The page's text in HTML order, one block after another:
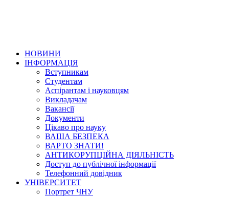
НОВИНИ
ІНФОРМАЦІЯ
Вступникам
Студентам
Аспірантам і науковцям
Викладачам
Вакансії
Документи
Цікаво про науку
ВАША БЕЗПЕКА
ВАРТО ЗНАТИ!
АНТИКОРУПЦІЙНА ДІЯЛЬНІСТЬ
Доступ до публічної інформації
Телефонний довідник
УНІВЕРСИТЕТ
Портрет ЧНУ